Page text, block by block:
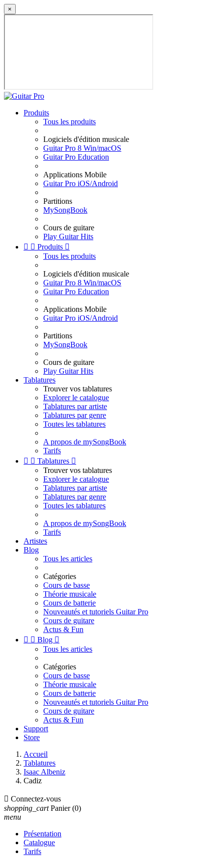
×
Produits
Tous les produits
Logiciels d'édition musicale
Guitar Pro 8 Win/macOS
Guitar Pro Education
Applications Mobile
Guitar Pro iOS/Android
Partitions
MySongBook
Cours de guitare
Play Guitar Hits
  Produits 
Tous les produits
Logiciels d'édition musicale
Guitar Pro 8 Win/macOS
Guitar Pro Education
Applications Mobile
Guitar Pro iOS/Android
Partitions
MySongBook
Cours de guitare
Play Guitar Hits
Tablatures
Trouver vos tablatures
Explorer le catalogue
Tablatures par artiste
Tablatures par genre
Toutes les tablatures
A propos de mySongBook
Tarifs
  Tablatures 
Trouver vos tablatures
Explorer le catalogue
Tablatures par artiste
Tablatures par genre
Toutes les tablatures
A propos de mySongBook
Tarifs
Artistes
Blog
Tous les articles
Catégories
Cours de basse
Théorie musicale
Cours de batterie
Nouveautés et tutoriels Guitar Pro
Cours de guitare
Actus & Fun
  Blog 
Tous les articles
Catégories
Cours de basse
Théorie musicale
Cours de batterie
Nouveautés et tutoriels Guitar Pro
Cours de guitare
Actus & Fun
Support
Store
Accueil
Tablatures
Isaac Albeniz
Cadiz
 Connectez-vous
shopping_cart Panier (0)
menu
Présentation
Catalogue
Tarifs